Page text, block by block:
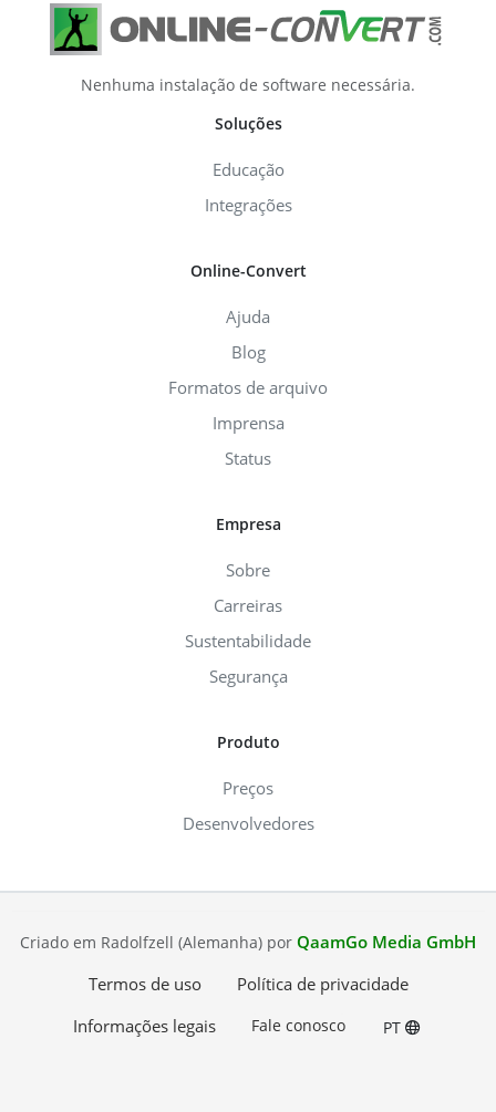
Nenhuma instalação de software necessária.
Soluções
Educação
Integrações
Online-Convert
Ajuda
Blog
Formatos de arquivo
Imprensa
Status
Empresa
Sobre
Carreiras
Sustentabilidade
Segurança
Produto
Preços
Desenvolvedores
Criado em Radolfzell (Alemanha) por QaamGo Media GmbH
Termos de uso
Política de privacidade
Informações legais
Fale conosco PT